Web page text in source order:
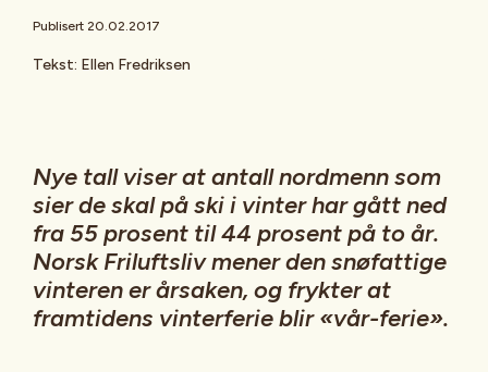
Publisert 20.02.2017
Tekst: Ellen Fredriksen
Nye tall viser at antall nordmenn som
sier de skal på ski i vinter har gått ned
fra 55 prosent til 44 prosent på to år.
Norsk Friluftsliv mener den snøfattige
vinteren er årsaken, og frykter at
framtidens vinterferie blir «vår-ferie».